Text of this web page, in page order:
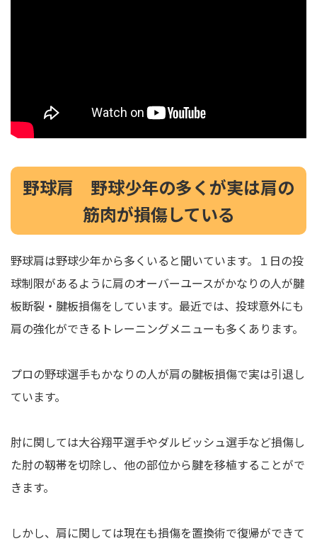
野球肩 野球少年の多くが実は肩の
筋肉が損傷している
野球肩は野球少年から多くいると聞いています。１日の投
球制限があるように肩のオーバーユースがかなりの人が腱
板断裂・腱板損傷をしています。最近では、投球意外にも
肩の強化ができるトレーニングメニューも多くあります。
プロの野球選手もかなりの人が肩の腱板損傷で実は引退し
ています。
肘に関しては大谷翔平選手やダルビッシュ選手など損傷し
た肘の靱帯を切除し、他の部位から腱を移植することがで
きます。
しかし、肩に関しては現在も損傷を置換術で復帰ができて